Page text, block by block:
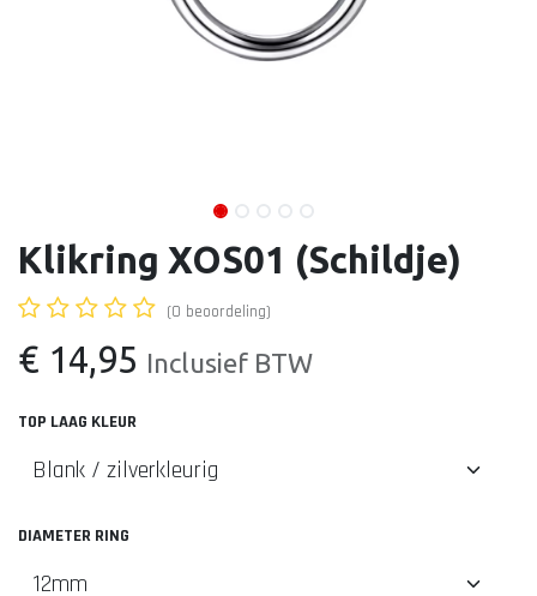
Klikring XOS01 (Schildje)
(0 beoordeling)
€ 14,95 Inclusief BTW
TOP LAAG KLEUR
DIAMETER RING